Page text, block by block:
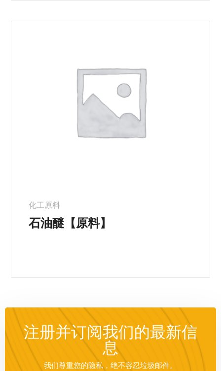
化工原料
石油醚【原料】
注册并订阅我们的最新信
息
我们尊重您的隐私，绝不容忍垃圾邮件。